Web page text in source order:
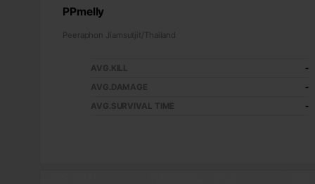
PPmelly
Peeraphon Jiamsutjit/Thailand
AVG.KILL
-
AVG.DAMAGE
-
AVG.SURVIVAL TIME
-